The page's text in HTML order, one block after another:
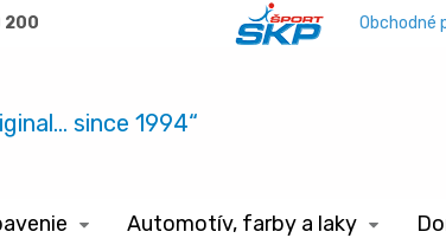
since 1994“
200 Obchodné
Automotív, farby a laky